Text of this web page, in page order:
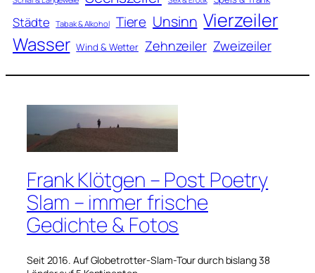
Städte Tabak & Alkohol Tiere Unsinn Vierzeiler
Wasser Wind & Wetter Zehnzeiler Zweizeiler
Frank Klötgen – Post Poetry
Slam – immer frische
Gedichte & Fotos
Seit 2016. Auf Globetrotter-Slam-Tour durch bislang 38